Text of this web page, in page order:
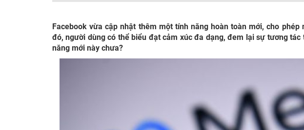
Facebook vừa cập nhật thêm một tính năng hoàn toàn mới, cho
đó, người dùng có thể biểu đạt cảm xúc đa dạng, đem lại sự tương
năng mới này chưa?